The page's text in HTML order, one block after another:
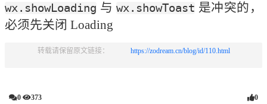
wx.showLoading 与 wx.showToast 是冲突的，
必须先关闭 Loading
转载请保留原文链接： https://zodream.cn/blog/id/110.html
0 373 0